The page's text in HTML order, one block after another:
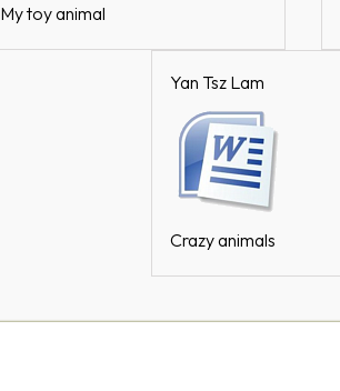
My toy animal
Yan Tsz Lam
Crazy animals